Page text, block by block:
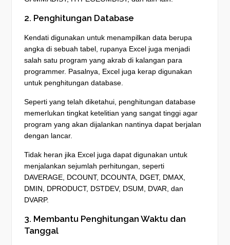
2. Penghitungan Database
Kendati digunakan untuk menampilkan data berupa
angka di sebuah tabel, rupanya Excel juga menjadi
salah satu program yang akrab di kalangan para
programmer. Pasalnya, Excel juga kerap digunakan
untuk penghitungan database.
Seperti yang telah diketahui, penghitungan database
memerlukan tingkat ketelitian yang sangat tinggi agar
program yang akan dijalankan nantinya dapat berjalan
dengan lancar.
Tidak heran jika Excel juga dapat digunakan untuk
menjalankan sejumlah perhitungan, seperti
DAVERAGE, DCOUNT, DCOUNTA, DGET, DMAX,
DMIN, DPRODUCT, DSTDEV, DSUM, DVAR, dan
DVARP.
3. Membantu Penghitungan Waktu dan
Tanggal